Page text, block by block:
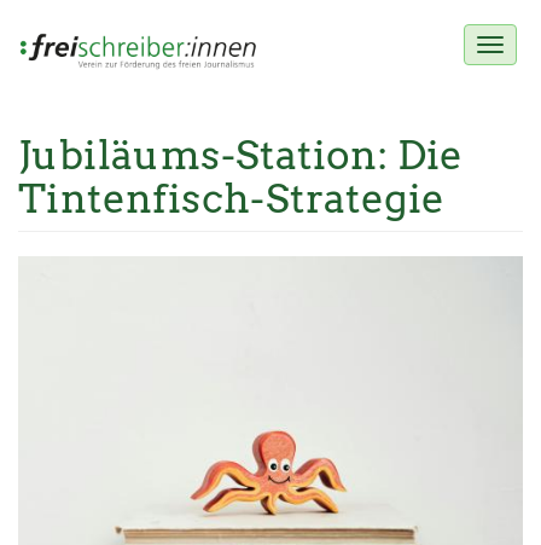
Direkt
zum
Inhalt
Toggle
Jubiläums-Station: Die
Tintenfisch-Strategie